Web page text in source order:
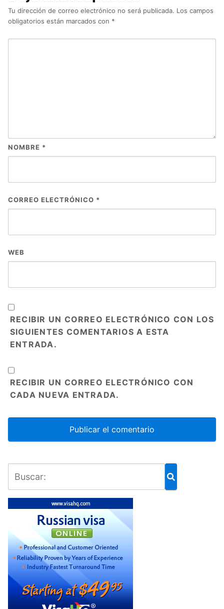
Tu dirección de correo electrónico no será publicada. Los campos
obligatorios están marcados con *
NOMBRE *
CORREO ELECTRÓNICO *
WEB
RECIBIR UN CORREO ELECTRÓNICO CON LOS
SIGUIENTES COMENTARIOS A ESTA
ENTRADA.
RECIBIR UN CORREO ELECTRÓNICO CON
CADA NUEVA ENTRADA.